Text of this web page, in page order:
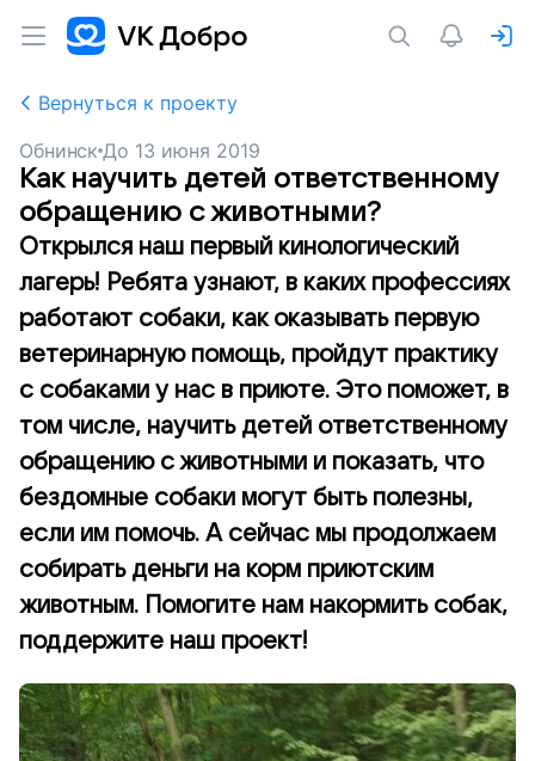
Вернуться к проекту
Обнинск До 13 июня 2019
Как научить детей ответственному
обращению с животными?
Открылся наш первый кинологический
лагерь! Ребята узнают, в каких профессиях
работают собаки, как оказывать первую
ветеринарную помощь, пройдут практику
с собаками у нас в приюте. Это поможет, в
том числе, научить детей ответственному
обращению с животными и показать, что
бездомные собаки могут быть полезны,
если им помочь. А сейчас мы продолжаем
собирать деньги на корм приютским
животным. Помогите нам накормить собак,
поддержите наш проект!